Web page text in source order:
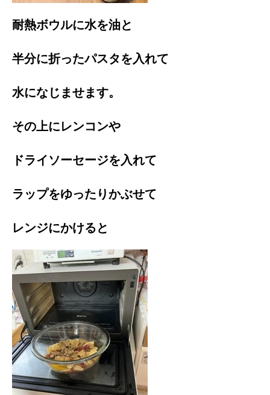
耐熱ボウルに水を油と
半分に折ったパスタを入れて
水になじませます。
その上にレンコンや
ドライソーセージを入れて
ラップをゆったりかぶせて
レンジにかけると